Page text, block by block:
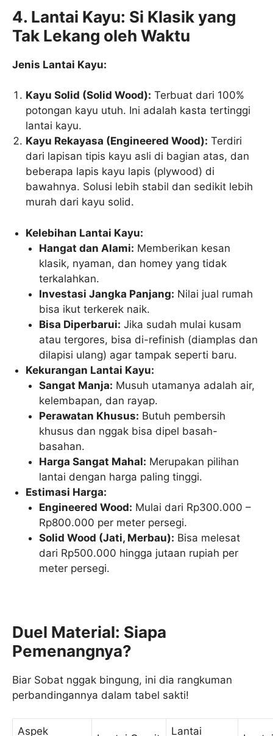
4. Lantai Kayu: Si Klasik yang
Tak Lekang oleh Waktu
Jenis Lantai Kayu:
Kayu Solid (Solid Wood): Terbuat dari 100%
potongan kayu utuh. Ini adalah kasta tertinggi
lantai kayu.
Kayu Rekayasa (Engineered Wood): Terdiri
dari lapisan tipis kayu asli di bagian atas, dan
beberapa lapis kayu lapis (plywood) di
bawahnya. Solusi lebih stabil dan sedikit lebih
murah dari kayu solid.
Kelebihan Lantai Kayu:
Hangat dan Alami: Memberikan kesan
klasik, nyaman, dan homey yang tidak
terkalahkan.
Investasi Jangka Panjang: Nilai jual rumah
bisa ikut terkerek naik.
Bisa Diperbarui: Jika sudah mulai kusam
atau tergores, bisa di-refinish (diamplas dan
dilapisi ulang) agar tampak seperti baru.
Kekurangan Lantai Kayu:
Sangat Manja: Musuh utamanya adalah air,
kelembapan, dan rayap.
Perawatan Khusus: Butuh pembersih
khusus dan nggak bisa dipel basah-
basahan.
Harga Sangat Mahal: Merupakan pilihan
lantai dengan harga paling tinggi.
Estimasi Harga:
Engineered Wood: Mulai dari Rp300.000 –
Rp800.000 per meter persegi.
Solid Wood (Jati, Merbau): Bisa melesat
dari Rp500.000 hingga jutaan rupiah per
meter persegi.
Duel Material: Siapa
Pemenangnya?
Biar Sobat nggak bingung, ini dia rangkuman
perbandingannya dalam tabel sakti!
Aspek Lantai